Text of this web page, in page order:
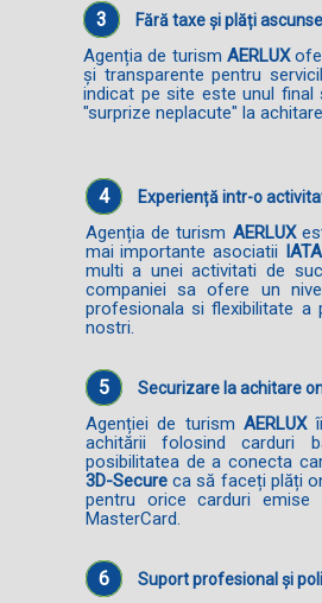
3 Fără taxe și plăți ascunse
Agenția de turism AERLUX
și transparente pentru
indicat pe site este unul final
"surprize neplacute" la
4 Experiență intr-o
Agenția de turism AERLUX
mai importante asociatii
multi a unei activitati de
companiei sa ofere un
profesionala si flexibilitate a
nostri.
5 Securizare la achitare
Agenției de turismAERLUXîi
achitării folosind carduri
posibilitatea de a conecta
3D-Secureca să faceți plăți
pentru orice carduri emise
MasterCard.
6 Suport profesional și